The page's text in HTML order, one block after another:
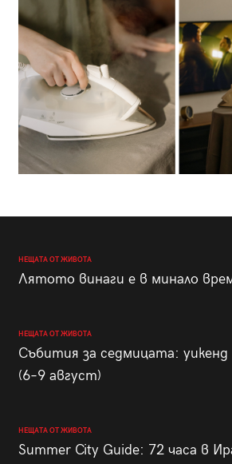
НЕЩАТА ОТ ЖИВОТА
Лятото винаги е в минало
НЕЩАТА ОТ ЖИВОТА
Събития за седмицата:
(6–9 август)
НЕЩАТА ОТ ЖИВОТА
Summer City Guide: 72 часа в